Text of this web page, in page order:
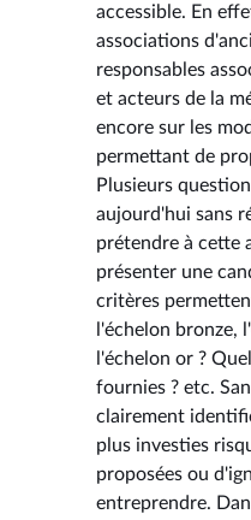
accessible. En
associations
responsables
et acteurs de la
encore sur les
permettant de
Plusieurs
aujourd'hui sans
prétendre à cette
présenter une
critères
l'échelon bronze,
l'échelon or ?
fournies ? etc.
clairement
plus investies
proposées ou
entreprendre.